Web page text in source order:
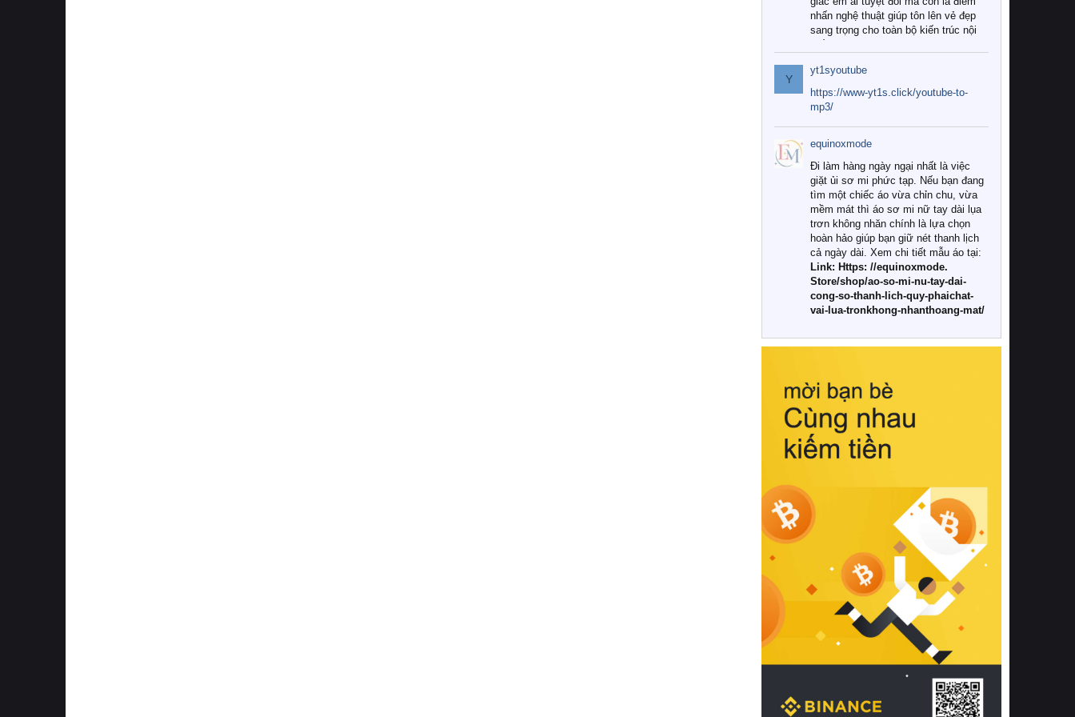
nhấn nghệ thuật giúp tôn lên vẻ đẹp
sang trọng cho toàn bộ kiến trúc nội
Tuy nhiên, giữa thị trường đa dạng
với vô vàn thương hiệu và mẫu mã
như hiện nay, làm thế nào để chọn
được những bộ chăn ga gối đệm cao
cấp thực sự chất lượng, phù hợp với
khí hậu và nhu cầu sử dụng của gia
đình? Hãy cùng chúng tôi đi tìm lời
giải đáp chi tiết qua bài viết dưới đây.
1. Tại sao các gia đình hiện đại lại ưa
chuộng chăn ga gối đệm cao cấp?
Khác với các dòng sản phẩm thông
thường, những bộ chăn ga gối đệm
cao cấp trải qua quy trình sản xuất
nghiêm ngặt từ khâu chọn lọc nguyên
liệu tự nhiên đến công nghệ dệt
nhuộm hiện đại không chứa hóa chất
này, bạn sẽ cảm nhận rõ rệt sự khác
hồi chuẩn xác của phần đệm nâng đỡ
cột sống.
Bên cạnh đó, việc lựa chọn các dòng
sản phẩm đạt chuẩn chất lượng quốc
tế còn giúp ngăn ngừa tình trạng kích
khuẩn và nấm mốc trong điều kiện
thời tiết nóng ẩm. Bạn có thể tìm hiểu
thêm các nghiên cứu khoa học về tác
động của giấc ngủ và môi trường
phòng ngủ đối với sức khỏe con
người tại Sleep Foundation (External
Link) để có cái nhìn toàn diện hơn.
2. Các tiêu chí vàng khi lựa chọn
chăn ga gối đệm cao cấp cho phòng
ngủ
Để sở hữu một bộ chăn ga gối đệm
cao cấp hoàn hảo cả về thẩm mỹ lẫn
công năng, người tiêu dùng cần cân
nhắc kỹ lưỡng các tiêu chí quan trọng
Y
yt1syoutube
https://www-yt1s.click/youtube-to-
mp3/
equinoxmode
Đi làm hàng ngày ngại nhất là việc
giặt ủi sơ mi phức tạp. Nếu bạn đang
tìm một chiếc áo vừa chỉn chu, vừa
mềm mát thì áo sơ mi nữ tay dài lụa
trơn không nhăn chính là lựa chọn
hoàn hảo giúp bạn giữ nét thanh lịch
cả ngày dài. Xem chi tiết mẫu áo tại:
Link: Https: //equinoxmode.
Store/shop/ao-so-mi-nu-tay-dai-
cong-so-thanh-lich-quy-phaichat-
vai-lua-tronkhong-nhanthoang-mat/